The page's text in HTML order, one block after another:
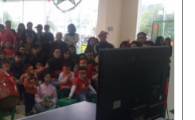
đội mưa căng thẳng theo
(Ảnh S.Đồng)